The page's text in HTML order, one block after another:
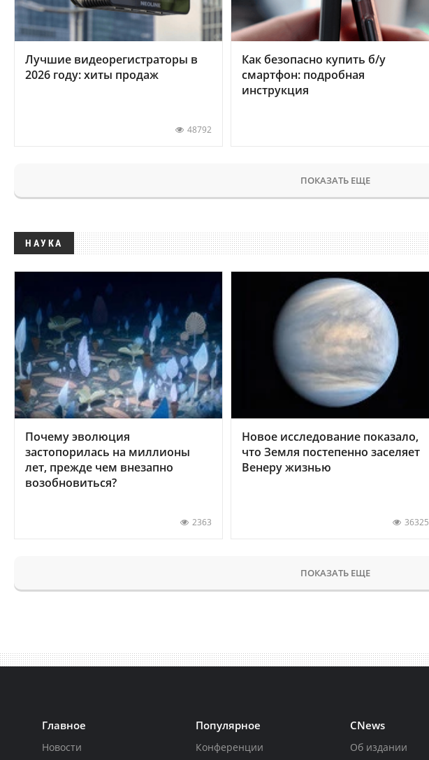
Лучшие видеорегистраторы в
2026 году: хиты продаж
48792
Как безопасно купить б/у
смартфон: подробная
инструкция
ПОКАЗАТЬ ЕЩЕ
НАУКА
Почему эволюция
застопорилась на миллионы
лет, прежде чем внезапно
возобновиться?
2363
Новое исследование показало,
что Земля постепенно заселяет
Венеру жизнью
36325
ПОКАЗАТЬ ЕЩЕ
Главное
Новости
Популярное
Конференции
CNews
Об издании